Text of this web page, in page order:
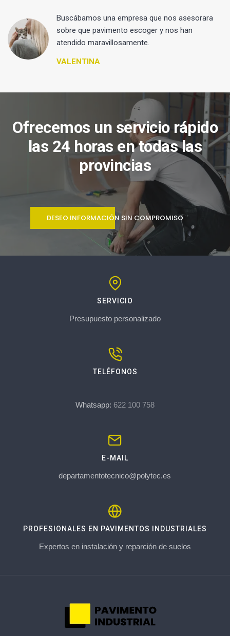
Buscábamos una empresa que nos asesorara
sobre que pavimento escoger y nos han
atendido maravillosamente.
VALENTINA
Ofrecemos un servicio rápido
las 24 horas en todas las
provincias
DESEO INFORMACIÓN SIN COMPROMISO
SERVICIO
Presupuesto personalizado
TELÉFONOS
Whatsapp: 622 100 758
E-MAIL
departamentotecnico@polytec.es
PROFESIONALES EN PAVIMENTOS INDUSTRIALES
Expertos en instalación y reparción de suelos